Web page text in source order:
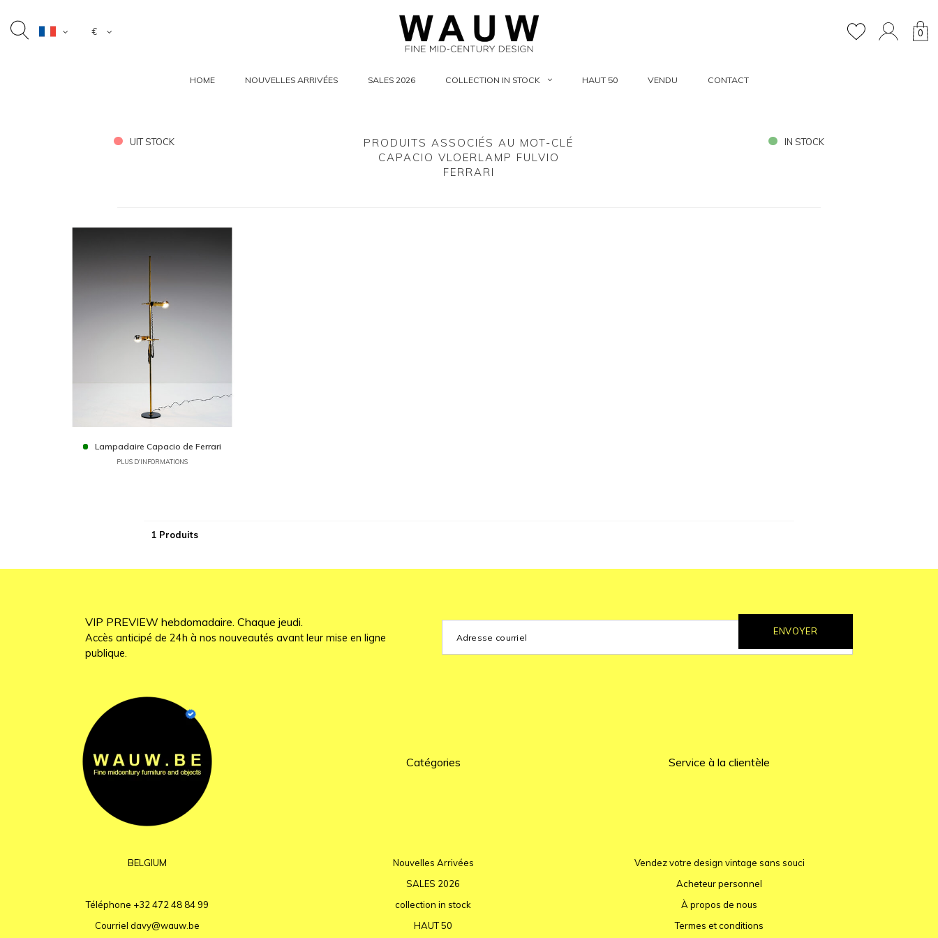
€ 0
HOME NOUVELLES ARRIVÉES SALES 2026 COLLECTION IN STOCK HAUT 50 VENDU CONTACT
UIT STOCK
PRODUITS ASSOCIÉS AU MOT-CLÉ
CAPACIO VLOERLAMP FULVIO
FERRARI
IN STOCK
Lampadaire Capacio de Ferrari
PLUS D'INFORMATIONS
1 Produits
VIP PREVIEW hebdomadaire. Chaque jeudi.
Accès anticipé de 24h à nos nouveautés avant leur mise en ligne
publique.
ENVOYER
BELGIUM
Téléphone +32 472 48 84 99
Courriel davy@wauw.be
Catégories
Nouvelles Arrivées
SALES 2026
collection in stock
HAUT 50
Service à la clientèle
Vendez votre design vintage sans souci
Acheteur personnel
À propos de nous
Termes et conditions